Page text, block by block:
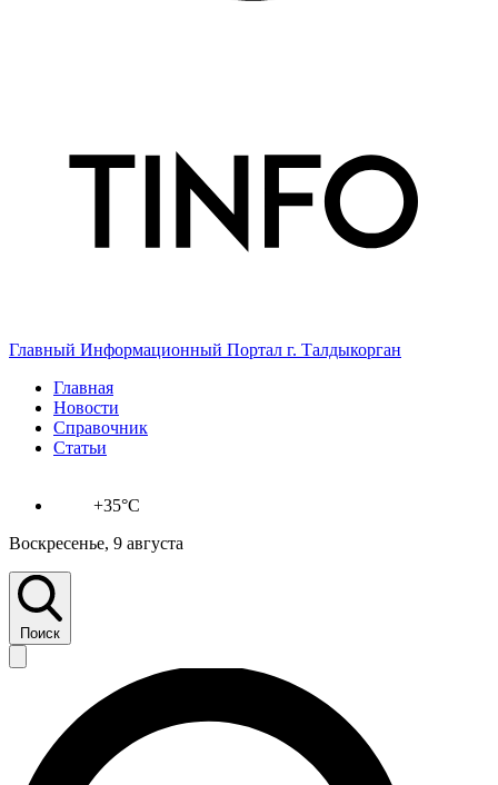
Главный Информационный Портал г. Талдыкорган
Главная
Новости
Справочник
Статьи
+35°C
Воскресенье, 9 августа
Поиск